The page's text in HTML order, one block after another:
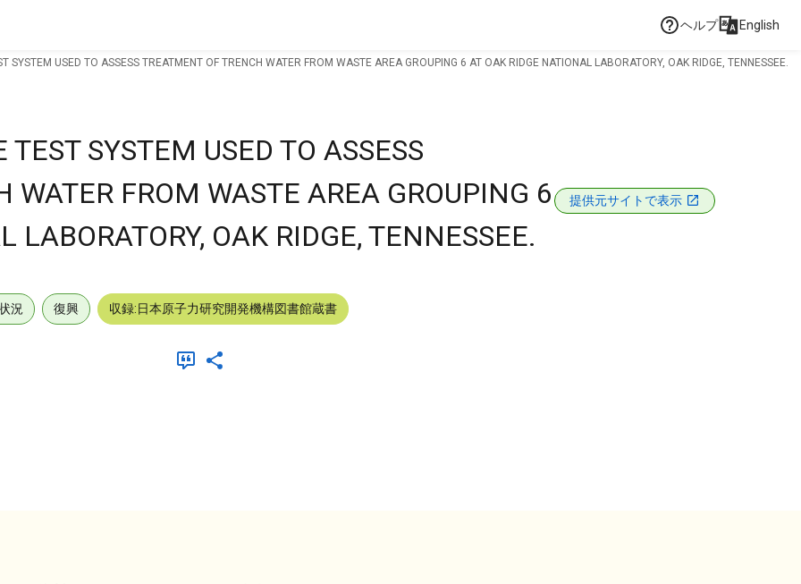
ヘルプ English
SYSTEM USED TO ASSESS TREATMENT OF TRENCH WATER FROM WASTE AREA GROUPING 6 AT OAK RIDGE NATIONAL LABORATORY, OAK RIDGE, TENNESSEE.
SYSTEM USED TO ASSESS
WATER FROM WASTE AREA GROUPING 6
LABORATORY, OAK RIDGE, TENNESSEE.
提供元サイトで表示
況 復興 収録:日本原子力研究開発機構図書館蔵書